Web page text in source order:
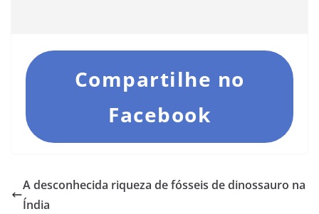
Compartilhe no
Facebook
A desconhecida riqueza de fósseis de dinossauro na
Índia